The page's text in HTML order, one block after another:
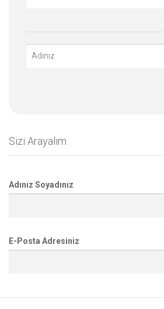
Sizi Arayalım
Adınız Soyadınız
E-Posta Adresiniz